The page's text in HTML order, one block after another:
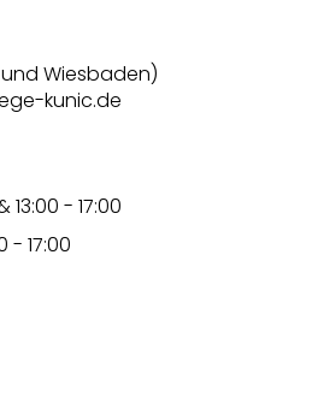
Wiesbaden)
kunic.de
13:00 - 17:00
- 17:00